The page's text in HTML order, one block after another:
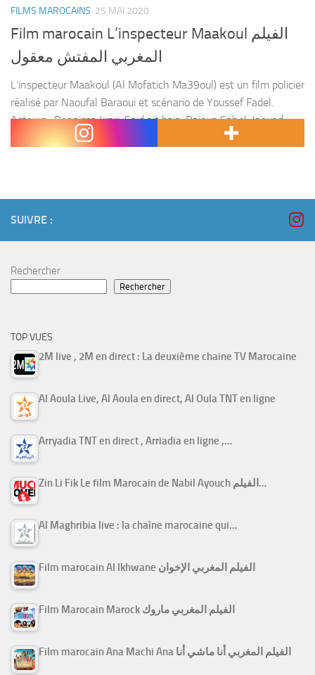
FILMS MAROCAINS 25 MAI 2020
Film marocain L’inspecteur Maakoul الفيلم
المغربي المفتش معقول
L’inspecteur Maakoul (Al Mofatich Ma39oul) est un film policier
réalisé par Naoufal Baraoui et scénario de Youssef Fadel.
Acteurs : Benaissa Jirari, Said ait baja, Rajoua Sahel, Jaouad
aarfaoui, Khadija adli, Anas Bouzarkan, redouane...
SUIVRE :
Rechercher
Rechercher
TOP VUES
2M live , 2M en direct : La deuxième chaine TV Marocaine
Al Aoula Live, Al Aoula en direct, Al Oula TNT en ligne
Arryadia TNT en direct , Arriadia en ligne ,…
Zin Li Fik Le film Marocain de Nabil Ayouch الفيلم…
Al Maghribia live : la chaîne marocaine qui…
Film marocain Al Ikhwane الفيلم المغربي الإخوان
Film Marocain Marock الفيلم المغربي ماروك
Film marocain Ana Machi Ana الفيلم المغربي أنا ماشي أنا